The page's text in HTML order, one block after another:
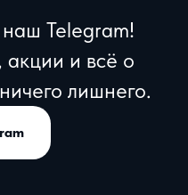
Telegram!
акции и всё о
лишнего.